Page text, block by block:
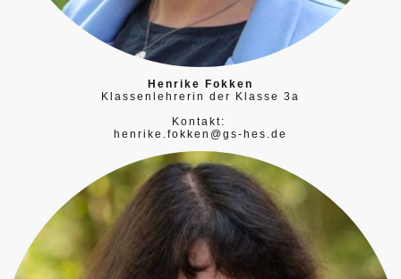
Henrike Fokken
Klassenlehrerin der Klasse 3a
Kontakt:
henrike.fokken@gs-hes.de